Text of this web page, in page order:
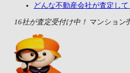
どんな不動産会社が査定し
16社が査定受付け中！ マンション